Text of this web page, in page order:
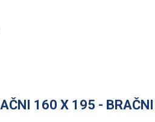
160 X 195 - BRAČNI